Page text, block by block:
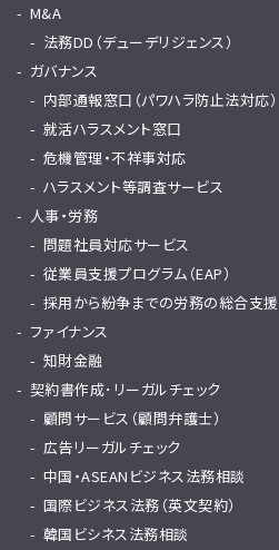
M&A
法務DD（デューデリジェンス）
ガバナンス
内部通報窓口（パワハラ防止法対応）
就活ハラスメント窓口
危機管理・不祥事対応
ハラスメント等調査サービス
人事・労務
問題社員対応サービス
従業員支援プログラム（EAP）
採用から紛争までの労務の総合支援
ファイナンス
知財金融
契約書作成･リーガルチェック
顧問サービス（顧問弁護士）
広告リーガルチェック
中国・ASEANビジネス法務相談
国際ビジネス法務（英文契約）
韓国ビシネス法務相談